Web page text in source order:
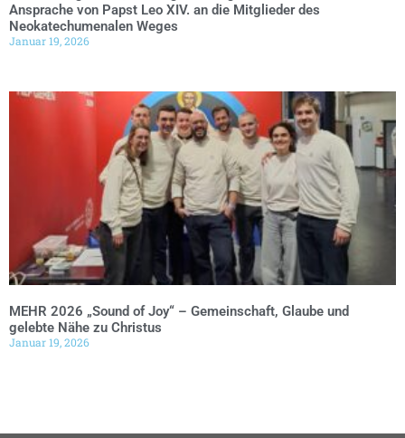
Ansprache von Papst Leo XIV. an die Mitglieder des
Neokatechumenalen Weges
Januar 19, 2026
MEHR 2026 „Sound of Joy“ – Gemeinschaft, Glaube und
gelebte Nähe zu Christus
Januar 19, 2026